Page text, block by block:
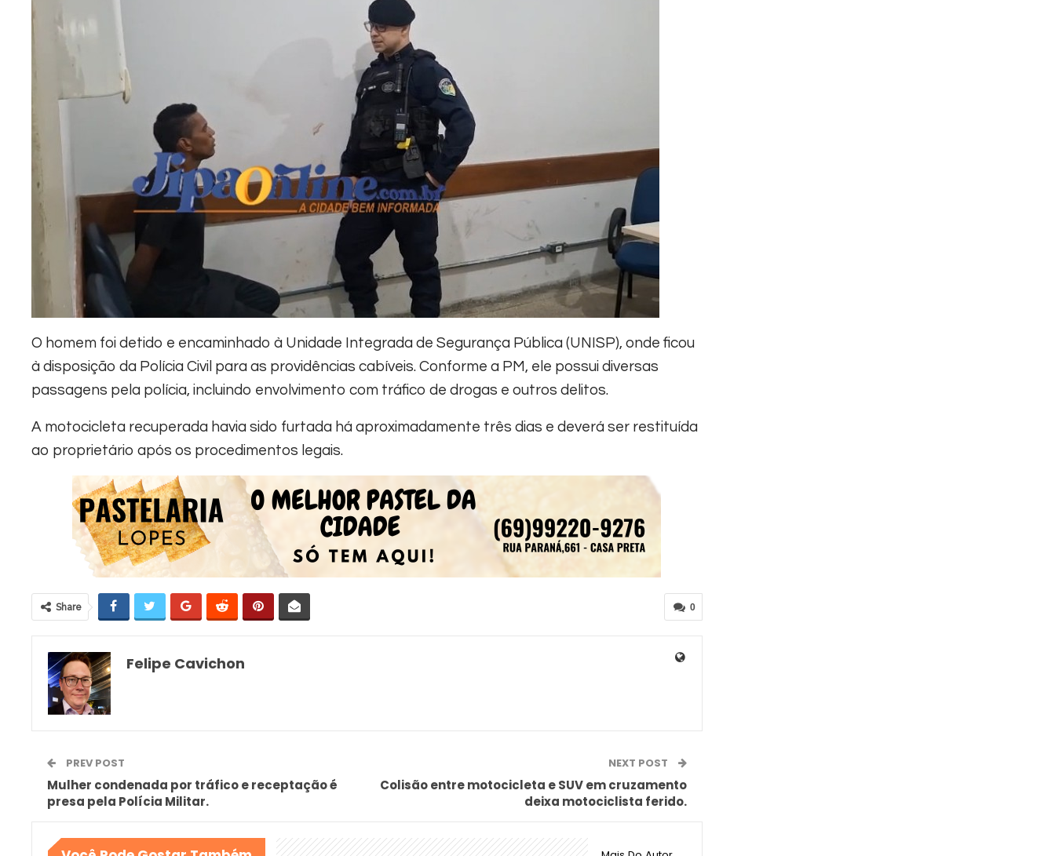
O homem foi detido e encaminhado à Unidade Integrada de Segurança Pública (UNISP), onde ficou
à disposição da Polícia Civil para as providências cabíveis. Conforme a PM, ele possui diversas
passagens pela polícia, incluindo envolvimento com tráfico de drogas e outros delitos.
A motocicleta recuperada havia sido furtada há aproximadamente três dias e deverá ser restituída
ao proprietário após os procedimentos legais.
0
Share
Felipe Cavichon
PREV POST
Mulher condenada por tráfico e receptação é
presa pela Polícia Militar.
NEXT POST
Colisão entre motocicleta e SUV em cruzamento
deixa motociclista ferido.